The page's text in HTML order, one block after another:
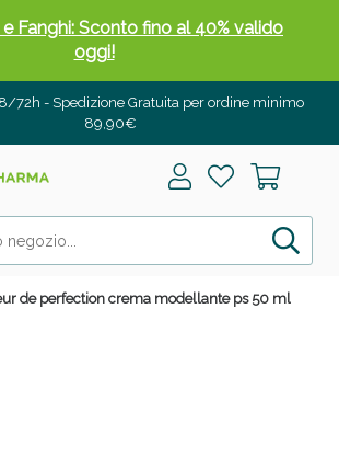
72h - Spedizione Gratuita per ordine minimo
89,90€
de perfection crema modellante ps 50 ml
Fanghi: Sconto fino al 40% valido
oggi!